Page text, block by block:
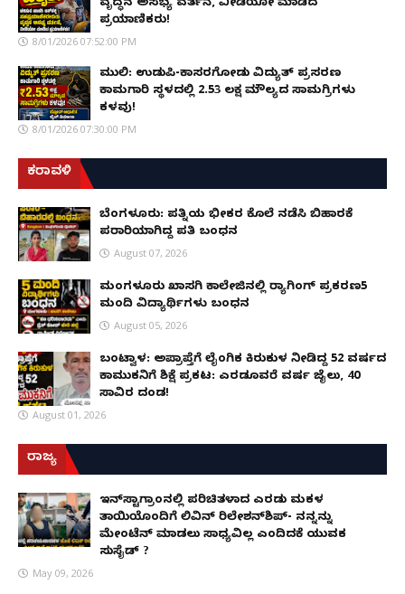
ವೃದ್ಧನ ಅಸಭ್ಯ ವರ್ತನೆ, ವೀಡಿಯೋ ಮಾಡಿದ
ಪ್ರಯಾಣಿಕರು!
8/01/2026 07:52:00 PM
ಮುಲ್ಕಿ: ಉಡುಪಿ-ಕಾಸರಗೋಡು ವಿದ್ಯುತ್ ಪ್ರಸರಣ
ಕಾಮಗಾರಿ ಸ್ಥಳದಲ್ಲಿ ₹2.53 ಲಕ್ಷ ಮೌಲ್ಯದ ಸಾಮಗ್ರಿಗಳು
ಕಳವು!
8/01/2026 07:30:00 PM
ಕರಾವಳಿ
ಬೆಂಗಳೂರು: ಪತ್ನಿಯ ಭೀಕರ ಕೊಲೆ ನಡೆಸಿ ಬಿಹಾರಕ್ಕೆ
ಪರಾರಿಯಾಗಿದ್ದ ಪತಿ ಬಂಧನ
August 07, 2026
ಮಂಗಳೂರು ಖಾಸಗಿ ಕಾಲೇಜಿನಲ್ಲಿ ರ‌್ಯಾಗಿಂಗ್ ಪ್ರಕರಣ5
ಮಂದಿ ವಿದ್ಯಾರ್ಥಿಗಳು ಬಂಧನ
August 05, 2026
ಬಂಟ್ವಾಳ: ಅಪ್ರಾಪ್ತೆಗೆ ಲೈಂಗಿಕ ಕಿರುಕುಳ ನೀಡಿದ್ದ 52 ವರ್ಷದ
ಕಾಮುಕನಿಗೆ ಶಿಕ್ಷೆ ಪ್ರಕಟ: ಎರಡೂವರೆ ವರ್ಷ ಜೈಲು, ₹40
ಸಾವಿರ ದಂಡ!
August 01, 2026
ರಾಜ್ಯ
ಇನ್​ಸ್ಟಾಗ್ರಾಂನಲ್ಲಿ ಪರಿಚಿತಳಾದ ಎರಡು ಮಕ್ಕಳ
ತಾಯಿಯೊಂದಿಗೆ ಲಿವಿನ್ ರಿಲೇಶನ್​ಶಿಪ್- ನನ್ನನ್ನು
ಮೇಂಟೆನ್ ಮಾಡಲು ಸಾಧ್ಯವಿಲ್ಲ ಎಂದಿದಕ್ಕೆ ಯುವಕ
ಸುಸೈಡ್ ?
May 09, 2026